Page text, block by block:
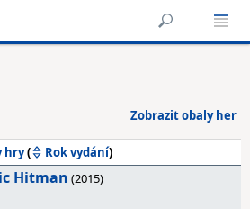
Zobrazit obaly her
hry( Rok vydání)
Hitman (2015)